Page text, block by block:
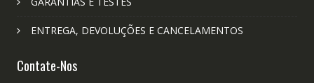
ENTREGA, DEVOLUÇÕES E CANCELAMENTOS
Contate-Nos